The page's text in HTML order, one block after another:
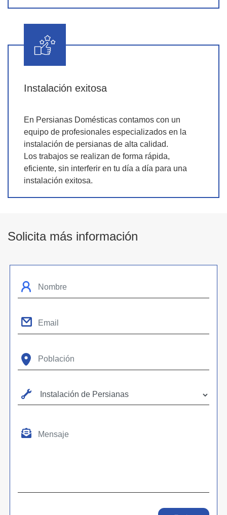
Instalación exitosa
En Persianas Domésticas contamos con un
equipo de profesionales especializados en la
instalación de persianas de alta calidad.
Los trabajos se realizan de forma rápida,
eficiente, sin interferir en tu día a día para una
instalación exitosa.
Solicita más información